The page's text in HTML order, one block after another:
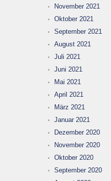
November 2021
Oktober 2021
September 2021
August 2021
Juli 2021
Juni 2021
Mai 2021
April 2021
März 2021
Januar 2021
Dezember 2020
November 2020
Oktober 2020
September 2020